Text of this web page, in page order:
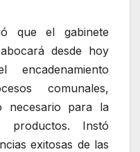
que el gabinete
desde hoy
comunales,
necesario para la
productos. Instó
exitosas de las